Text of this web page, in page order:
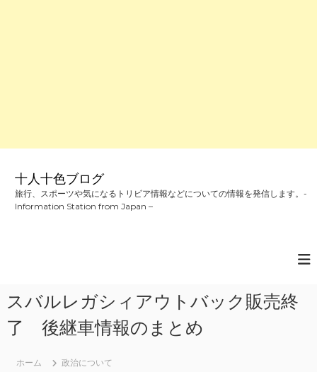
十人十色ブログ
旅行、スポーツや気になるトリビア情報などについての情報を発信します。-
Information Station from Japan –
スバルレガシィアウトバック販売終
了 後継車情報のまとめ
ホーム
政治について